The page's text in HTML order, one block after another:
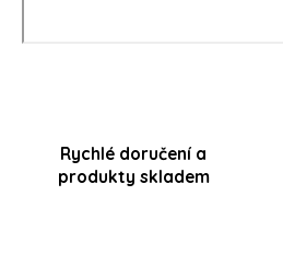
Rychlé doručení a
produkty skladem